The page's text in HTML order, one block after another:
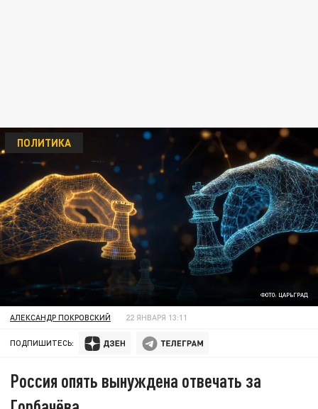
ФОТО: ЦАРЬГРАД
ПОЛИТИКА
АЛЕКСАНДР ПОКРОВСКИЙ 22 ЯНВАРЯ 13:11
ПОДПИШИТЕСЬ:
Россия опять вынуждена отвечать за